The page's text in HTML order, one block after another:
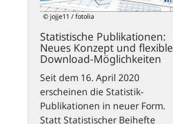
© jojje11 / fotolia
Statistische Publikationen:
Neues Konzept und flexible
Download-Möglichkeiten
Seit dem 16. April 2020
erscheinen die Statistik-
Publikationen in neuer Form.
Statt Statistischer Beihefte
flexible
Möglichkeiten